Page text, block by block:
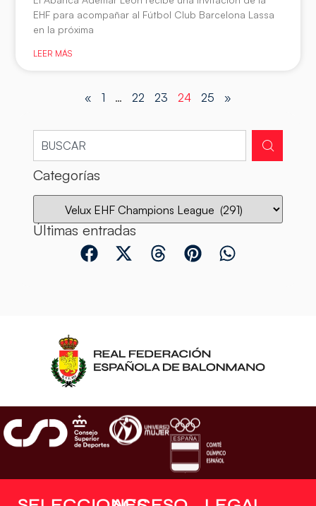
EHF para acompañar al Fútbol Club Barcelona Lassa
en la próxima
LEER MÁS
« 1 … 22 23 24 25 »
Categorías
Últimas entradas